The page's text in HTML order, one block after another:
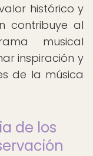
histórico y
contribuye al
musical
inspiración y
de la música
de los